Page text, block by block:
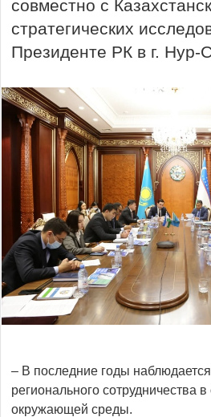
совместно с
стратегических
Президенте РК в г. Нур-
– В последние годы
регионального сотрудничества
окружающей среды.